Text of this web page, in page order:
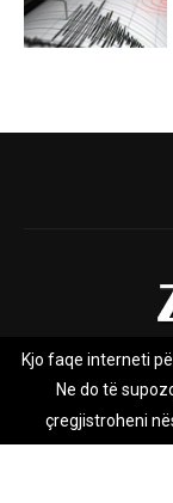
Rreth nesh
Zhurnal.mk është
Kjo faqe interneti
Ne do të
çregjistroheni